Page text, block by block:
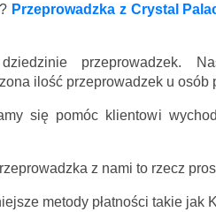
Przeprowadzka z Crystal
przeprowadzek.
ilość przeprowadzek u osób
się pomóc klientowi
z nami to rzecz
metody płatności takie jak